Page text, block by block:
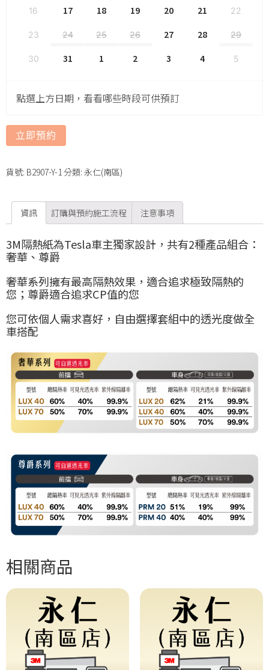
16 17 18 19 20 21 22
23 24 25 26 27 28 29
30 31 1 2 3 4 5
點選上方日期，看看哪些時段可供預訂
立即預約
貨號: B2907-Y-1分類: 永仁(南區)
資訊 訂購與預約施工流程 注意事項
3M隔熱紙為Tesla車主獨家設計，共有2種產品組合：
奢華、尊爵
奢華系列擁有最高隔熱效果，適合追求極致隔熱的
您；尊爵適合追求CP值的您
您可依個人需求喜好，自由選擇套組中的透光度做全
車搭配
相關商品